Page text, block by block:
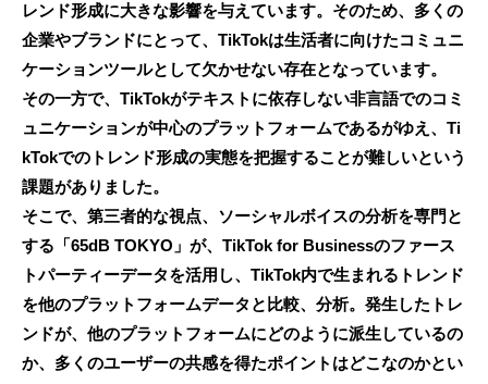
レンド形成に大きな影響を与えています。そのため、多くの
企業やブランドにとって、TikTokは生活者に向けたコミュニ
ケーションツールとして欠かせない存在となっています。
その一方で、TikTokがテキストに依存しない非言語でのコミ
ュニケーションが中心のプラットフォームであるがゆえ、Ti
kTokでのトレンド形成の実態を把握することが難しいという
課題がありました。
そこで、第三者的な視点、ソーシャルボイスの分析を専門と
する「65dB TOKYO」が、TikTok for Businessのファース
トパーティーデータを活用し、TikTok内で生まれるトレンド
を他のプラットフォームデータと比較、分析。発生したトレ
ンドが、他のプラットフォームにどのように派生しているの
か、多くのユーザーの共感を得たポイントはどこなのかとい